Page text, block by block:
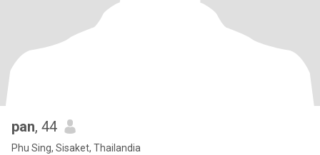
pan, 44
Phu Sing, Sisaket, Thailandia